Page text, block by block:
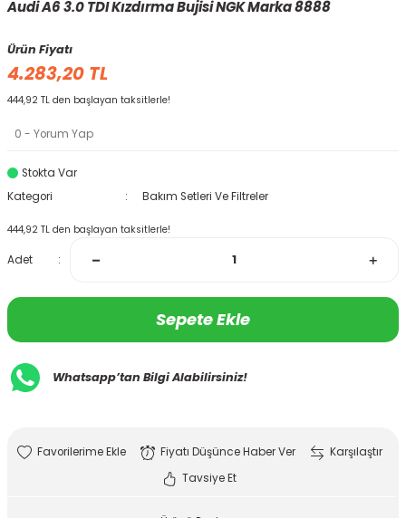
Audi A6 3.0 TDI Kızdırma Bujisi NGK Marka 8888
Ürün Fiyatı
4.283,20 TL
444,92 TL den başlayan taksitlerle!
0 - Yorum Yap
Stokta Var
Kategori
Bakım Setleri Ve Filtreler
444,92 TL den başlayan taksitlerle!
Adet
Sepete Ekle
Whatsapp’tan Bilgi Alabilirsiniz!
Fiyatı Düşünce Haber Ver
Karşılaştır
Tavsiye Et